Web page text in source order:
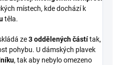
místech, kde dochází k
těla.
ze3 oddělených částítak,
pohybu. U dámských plavek
, tak aby nebylo omezeno